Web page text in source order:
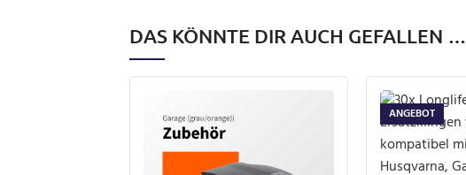
DAS KÖNNTE DIR AUCH GEFALLEN …
ANGEBOT